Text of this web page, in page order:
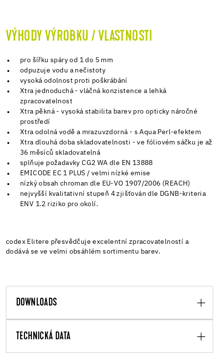
VÝHODY VÝROBKU / VLASTNOSTI
pro šířku spáry od 1 do 5 mm
odpuzuje vodu a nečistoty
vysoká odolnost proti poškrábání
Xtra jednoduchá - vláčná konzistence a lehká
zpracovatelnost
Xtra pěkná - vysoká stabilita barev pro opticky náročné
prostředí
Xtra odolná vodě a mrazuvzdorná - s Aqua Perl-efektem
Xtra dlouhá doba skladovatelnosti - ve fóliovém sáčku je až
36 měsíců skladovatelná
splňuje požadavky CG2 WA dle EN 13888
EMICODE EC 1 PLUS / velmi nízké emise
nízký obsah chroman dle EU-VO 1907/2006 (REACH)
nejvyšší kvalitativní stupeň 4 zjišťován dle DGNB-kriteria
ENV 1.2 riziko pro okolí.
codex Elitere přesvědčuje excelentní zpracovatelností a
dodává se ve velmi obsáhlém sortimentu barev.
DOWNLOADS
TECHNICKÁ DATA